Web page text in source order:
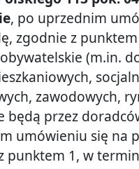
, po uprzednim
zgodnie z
(m.in.
zawodowych,
będą przez
umówieniu się na
punktem 1, w